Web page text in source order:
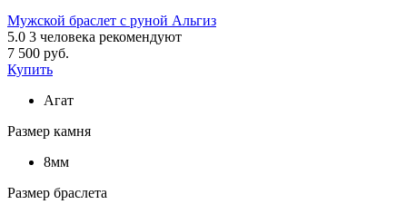
Мужской браслет с руной Альгиз
5.0 3 человека рекомендуют
7 500 руб.
Купить
Агат
Размер камня
8мм
Размер браслета